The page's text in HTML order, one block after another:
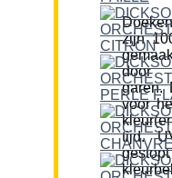
zijn
door
garen.
voor
tijd.